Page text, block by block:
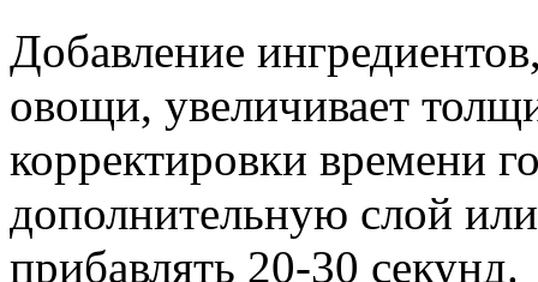
Добавление
овощи, увеличивает
корректировки времени
дополнительную слой
прибавлять 20-30 секунд.